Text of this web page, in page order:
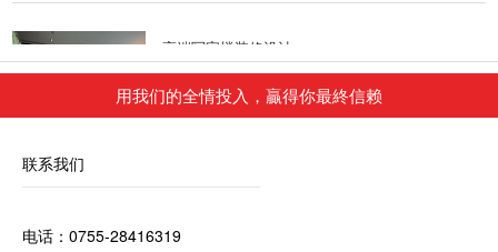
高端写字楼装修设计
深圳办公室装修公司 我们的设计师团队有着多年
的深圳办公室设计经验，整个装修过程会有专门
的设计...
本案虽屋况老旧，基地面积却很大，让设计团队
用我们的全情投入，贏得你最終信赖
联系我们
电话：0755-28416319